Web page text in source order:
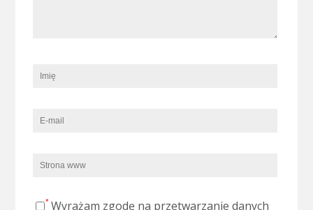
Wyrażam zgodę na przetwarzanie danych